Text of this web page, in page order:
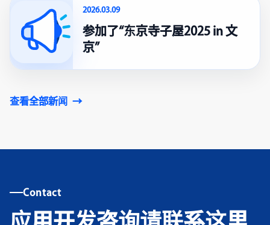
2026.03.09
参加了“东京寺子屋2025 in 文
京”
查看全部新闻
Contact